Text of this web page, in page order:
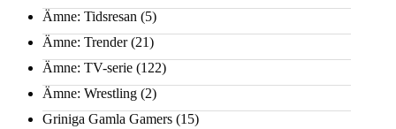
Ämne: Tidsresan (5)
Ämne: Trender(21)
Ämne: TV-serie (122)
Ämne: Wrestling (2)
Griniga Gamla Gamers (15)